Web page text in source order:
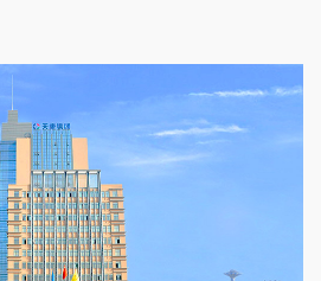
productos médicos y
productos se utilizan
petroquímico, eléctrico, de
El Grupo cuenta con
y exportación independientes y
muchos años entre las 500
de China, así como